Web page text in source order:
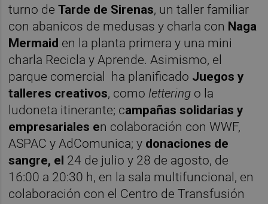
turno deTarde de Sirenas, un taller familiar
con abanicos de medusas y charla con Naga
Mermaid en la planta primera y una mini
charla Recicla y Aprende. Asimismo, el
parque comercial ha planificado Juegos y
talleres creativos, como lettering o la
ludoneta itinerante; campañas solidarias y
empresariales en colaboración con WWF,
ASPAC y AdComunica; y donaciones de
sangre, el 24 de julio y 28 de agosto, de
16:00 a 20:30 h, en la sala multifuncional, en
colaboración con el Centro de Transfusión